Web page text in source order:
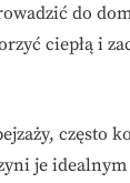
do
ciepłą i
często
je